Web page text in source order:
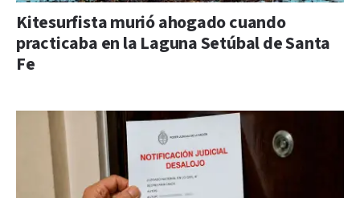
Kitesurfista murió ahogado cuando
practicaba en la Laguna Setúbal de Santa
Fe